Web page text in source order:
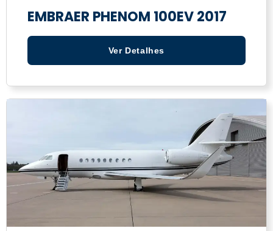
EMBRAER PHENOM 100EV 2017
Ver Detalhes